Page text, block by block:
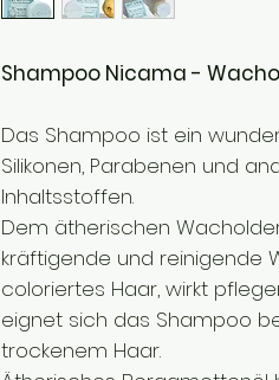
Shampoo Nicama -
Das Shampoo ist ein
Silikonen, Parabenen und
Inhaltsstoffen.
Dem ätherischen
kräftigende und reinigende
coloriertes Haar, wirkt
eignet sich das Shampoo
trockenem Haar.